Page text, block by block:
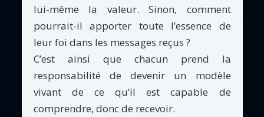
lui-même la valeur. Sinon, comment
pourrait-il apporter toute l’essence de
leur foi dans les messages reçus ?
C’est ainsi que chacun prend la
responsabilité de devenir un modèle
vivant de ce qu’il est capable de
comprendre, donc de recevoir.